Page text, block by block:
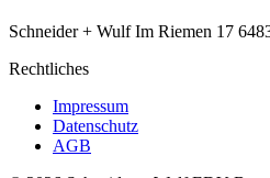
Schneider + Wulf Im Riemen 17
Rechtliches
Impressum
Datenschutz
AGB